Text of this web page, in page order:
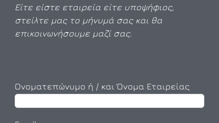
Είτε είστε εταιρεία είτε υποψήφιος,
στείλτε μας το μήνυμά σας και θα
επικοινωνήσουμε μαζί σας.
Ονοματεπώνυμο ή / και Όνομα Εταιρείας